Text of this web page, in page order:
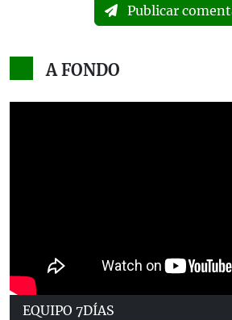
Publicar
A FONDO
EQUIPO 7DÍAS